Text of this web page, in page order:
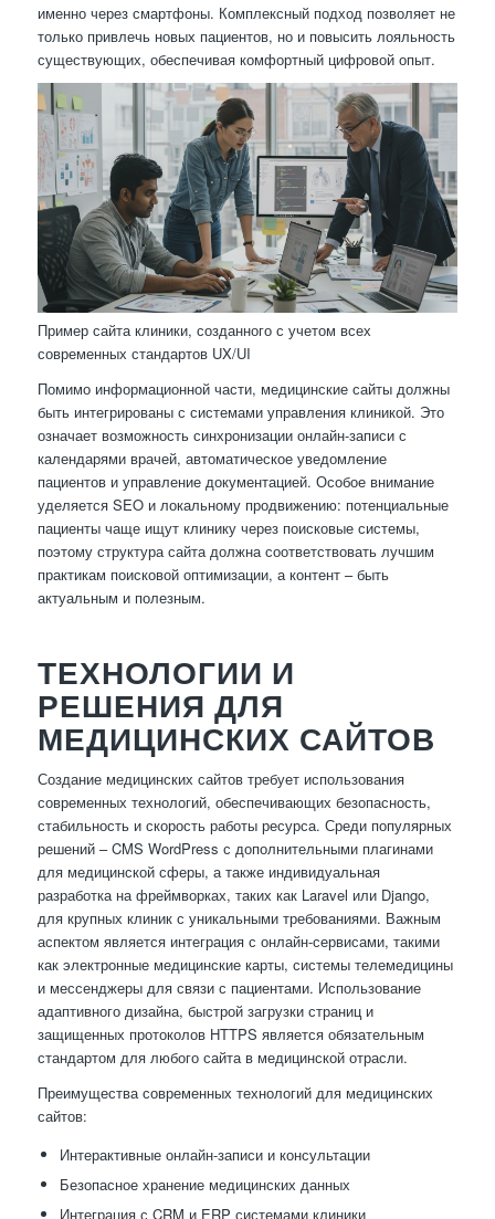
именно через смартфоны. Комплексный подход позволяет не
только привлечь новых пациентов, но и повысить лояльность
существующих, обеспечивая комфортный цифровой опыт.
Пример сайта клиники, созданного с учетом всех
современных стандартов UX/UI
Помимо информационной части, медицинские сайты должны
быть интегрированы с системами управления клиникой. Это
означает возможность синхронизации онлайн-записи с
календарями врачей, автоматическое уведомление
пациентов и управление документацией. Особое внимание
уделяется SEO и локальному продвижению: потенциальные
пациенты чаще ищут клинику через поисковые системы,
поэтому структура сайта должна соответствовать лучшим
практикам поисковой оптимизации, а контент – быть
актуальным и полезным.
ТЕХНОЛОГИИ И
РЕШЕНИЯ ДЛЯ
МЕДИЦИНСКИХ САЙТОВ
Создание медицинских сайтов требует использования
современных технологий, обеспечивающих безопасность,
стабильность и скорость работы ресурса. Среди популярных
решений – CMS WordPress с дополнительными плагинами
для медицинской сферы, а также индивидуальная
разработка на фреймворках, таких как Laravel или Django,
для крупных клиник с уникальными требованиями. Важным
аспектом является интеграция с онлайн-сервисами, такими
как электронные медицинские карты, системы телемедицины
и мессенджеры для связи с пациентами. Использование
адаптивного дизайна, быстрой загрузки страниц и
защищенных протоколов HTTPS является обязательным
стандартом для любого сайта в медицинской отрасли.
Преимущества современных технологий для медицинских
сайтов:
Интерактивные онлайн-записи и консультации
Безопасное хранение медицинских данных
Интеграция с CRM и ERP системами клиники